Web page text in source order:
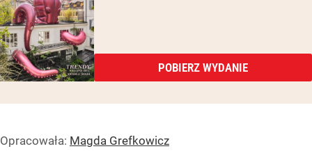
POBIERZ WYDANIE
Opracowała: Magda Grefkowicz